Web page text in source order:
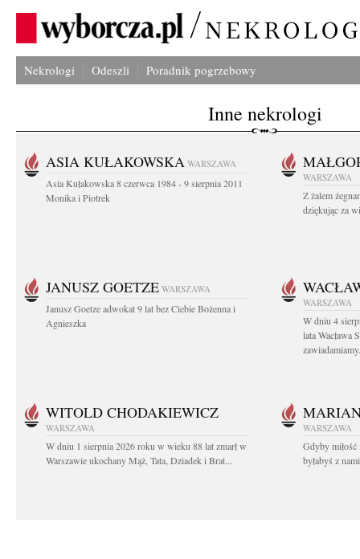
Nekrologi Odeszli Poradnik pogrzebowy
Inne nekrologi
ASIA KUŁAKOWSKA WARSZAWA
Asia Kułakowska 8 czerwca 1984 - 9 sierpnia 2011
Monika i Piotrek
WARSZAWA
Z żalem
dziękując za
JANUSZ GOETZE WARSZAWA
Janusz Goetze adwokat 9 lat bez Ciebie Bożenna i
Agnieszka
WARSZAWA
W dniu 4
lata Wacława
WITOLD CHODAKIEWICZ
WARSZAWA
W dniu 1 sierpnia 2026 roku w wieku 88 lat zmarł w
Warszawie ukochany Mąż, Tata, Dziadek i Brat...
WARSZAWA
Gdyby miłość
byłabyś z